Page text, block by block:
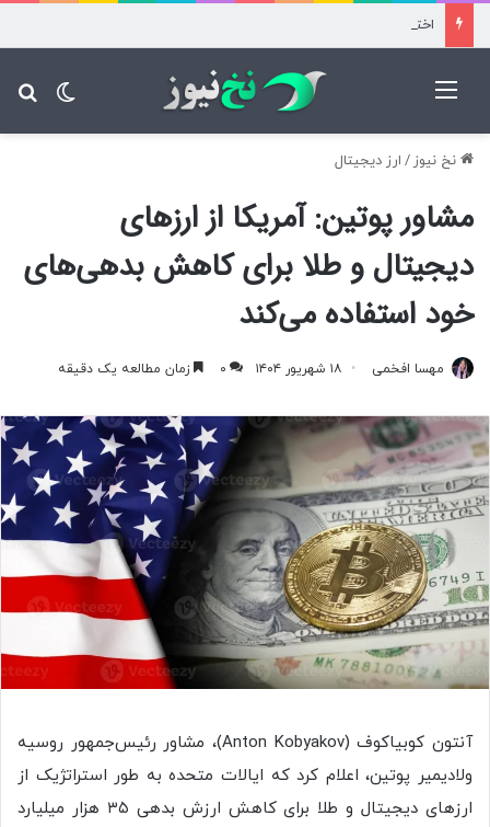
نخ نیوز / ارز دیجیتال
مشاور پوتین: آمریکا از ارزهای
دیجیتال و طلا برای کاهش بدهی‌های
خود استفاده می‌کند
مهسا افخمی ۱۸ شهریور ۱۴۰۴ ۰ زمان مطالعه یک دقیقه
آنتون کوبیاکوف (Anton Kobyakov)، مشاور رئیس‌جمهور روسیه
ولادیمیر پوتین، اعلام کرد که ایالات متحده به طور استراتژیک از
ارزهای دیجیتال و طلا برای کاهش ارزش بدهی ۳۵ هزار میلیارد